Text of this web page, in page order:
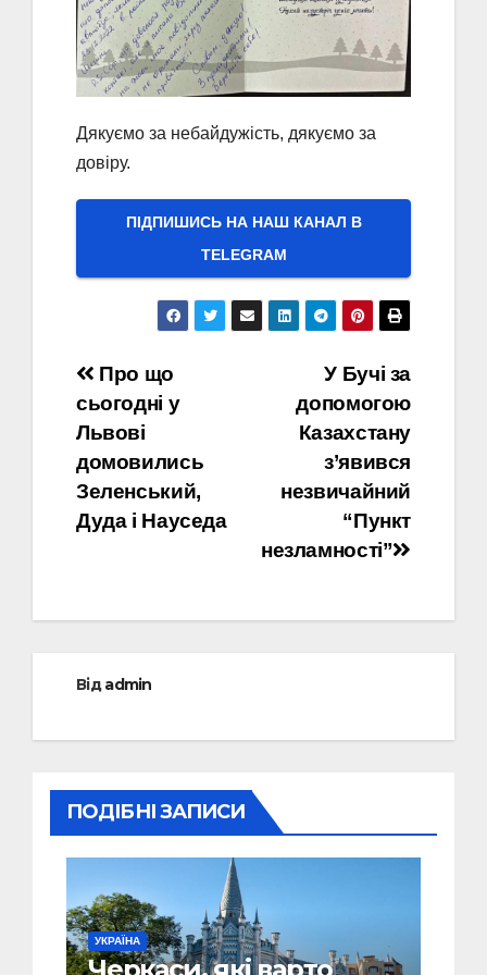
Дякуємо за небайдужість, дякуємо за
довіру.
ПІДПИШИСЬ НА НАШ КАНАЛ В
ТELEGRAM
Навігація
записів
У Бучі за
допомогою
Казахстану
з’явився
незвичайний
“Пункт
незламності”
Про що
сьогодні у
Львові
домовились
Зеленський,
Дуда і Науседа
Відadmin
ПОДІБНІ ЗАПИСИ
УКРАЇНА